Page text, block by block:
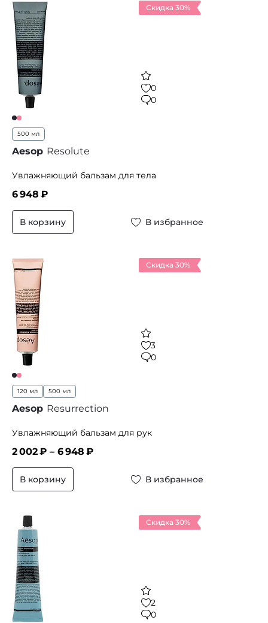
Скидка 30%
0
0
500 мл
Aesop Resolute
Увлажняющий бальзам для тела
6 948 ₽
В корзину В избранное
Скидка 30%
3
0
120 мл 500 мл
Aesop Resurrection
Увлажняющий бальзам для рук
2 002₽ – 6 948 ₽
В корзину В избранное
Скидка 30%
2
0